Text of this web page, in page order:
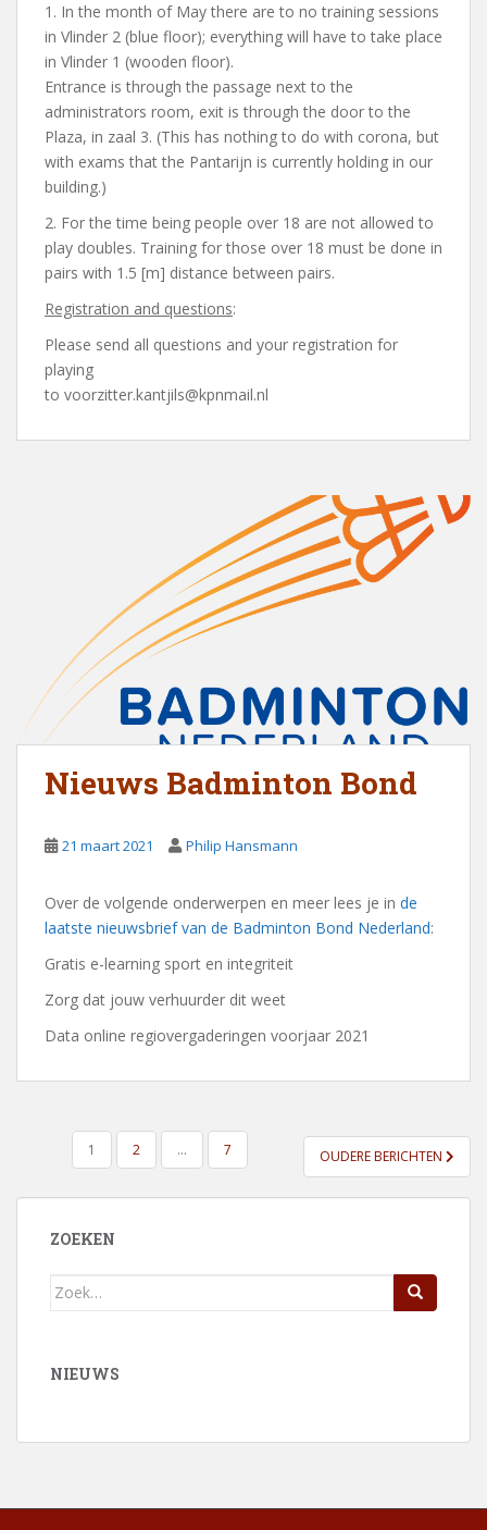
1. In the month of May there are to no training sessions
in Vlinder 2 (blue floor); everything will have to take place
in Vlinder 1 (wooden floor).
Entrance is through the passage next to the
administrators room, exit is through the door to the
Plaza, in zaal 3. (This has nothing to do with corona, but
with exams that the Pantarijn is currently holding in our
building.)
2. For the time being people over 18 are not allowed to
play doubles. Training for those over 18 must be done in
pairs with 1.5 [m] distance between pairs.
Registration and questions:
Please send all questions and your registration for
playing
to voorzitter.kantjils@kpnmail.nl
Nieuws Badminton Bond
21 maart 2021 Philip Hansmann
Over de volgende onderwerpen en meer lees je in de
laatste nieuwsbrief van de Badminton Bond Nederland:
Gratis e-learning sport en integriteit
Zorg dat jouw verhuurder dit weet
Data online regiovergaderingen voorjaar 2021
BERICHTEN
PAGINERING
1 2 … 7 OUDERE BERICHTEN
ZOEKEN
Zoek
NIEUWS